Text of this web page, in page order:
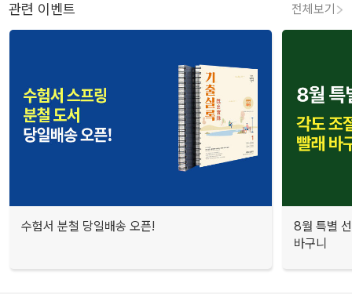
관련 이벤트 전체보기
수험서 분철 당일배송 오픈!
8월 특별
바구니